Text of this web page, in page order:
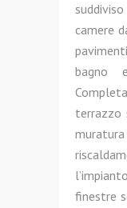
camere
bagno
terrazzo
finestre